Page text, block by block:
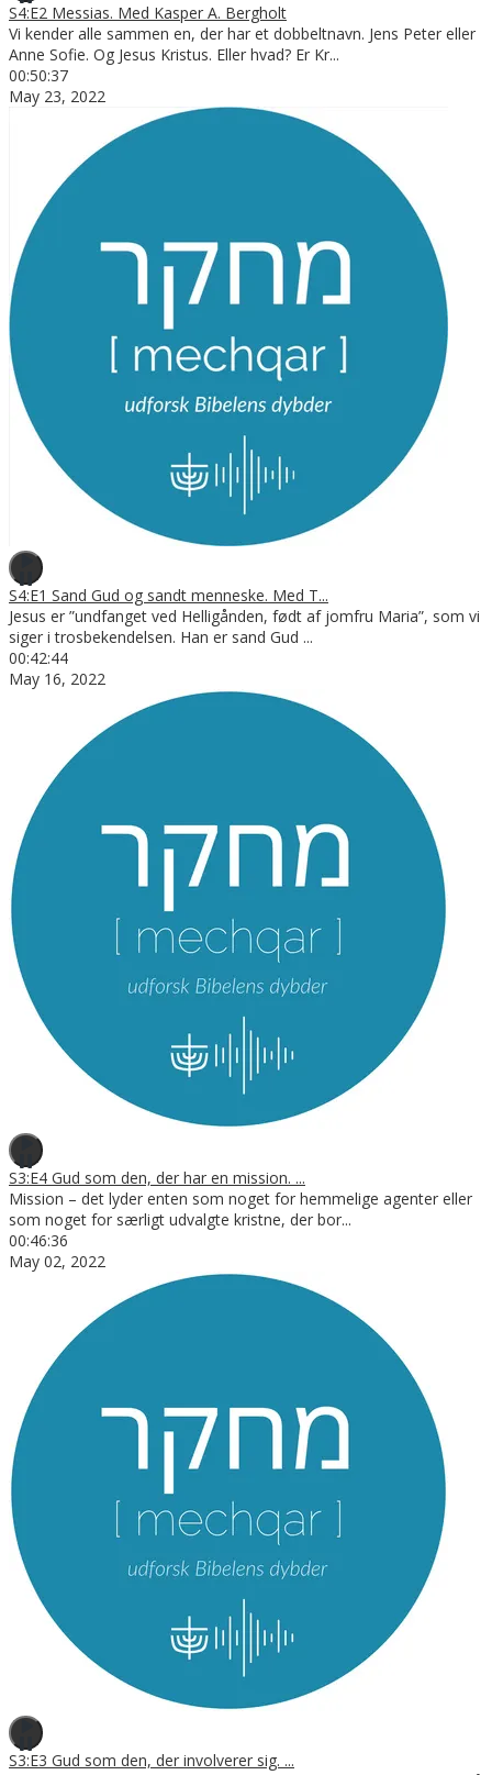
S4:E2 Messias. Med Kasper A. Bergholt
Vi kender alle sammen en, der har et dobbeltnavn. Jens Peter eller
Anne Sofie. Og Jesus Kristus. Eller hvad? Er Kr...
00:50:37
May 23, 2022
S4:E1 Sand Gud og sandt menneske. Med T...
Jesus er ”undfanget ved Helligånden, født af jomfru Maria”, som vi
siger i trosbekendelsen. Han er sand Gud ...
00:42:44
May 16, 2022
S3:E4 Gud som den, der har en mission. ...
Mission – det lyder enten som noget for hemmelige agenter eller
som noget for særligt udvalgte kristne, der bor...
00:46:36
May 02, 2022
S3:E3 Gud som den, der involverer sig. ...